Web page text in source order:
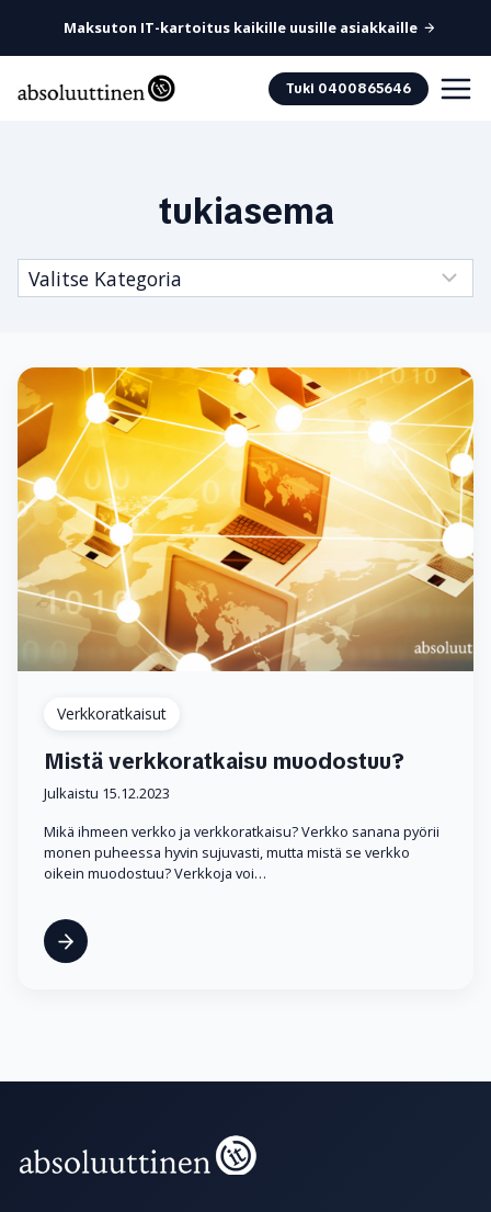
Maksuton IT-kartoitus kaikille uusille asiakkaille
sisältöön
Tuki 0400865646
tukiasema
Kategoriat
Verkkoratkaisut
Mistä verkkoratkaisu muodostuu?
Julkaistu 15.12.2023
Mikä ihmeen verkko ja verkkoratkaisu? Verkko sanana pyörii
monen puheessa hyvin sujuvasti, mutta mistä se verkko
oikein muodostuu? Verkkoja voi…